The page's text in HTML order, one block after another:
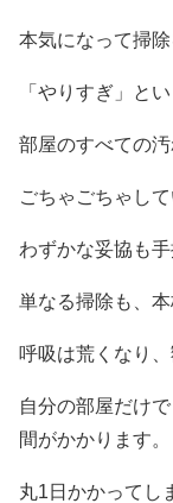
本気になって掃除
「やりすぎ」と
部屋のすべての
ごちゃごちゃし
わずかな妥協も手
単なる掃除も、
呼吸は荒くなり
自分の部屋だけ
間がかかります。
丸1日かかってし